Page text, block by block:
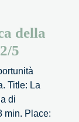
della
5
Title: La
di
min. Place: